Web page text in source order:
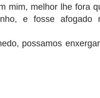
mim, melhor lhe fora
e fosse afogado
possamos